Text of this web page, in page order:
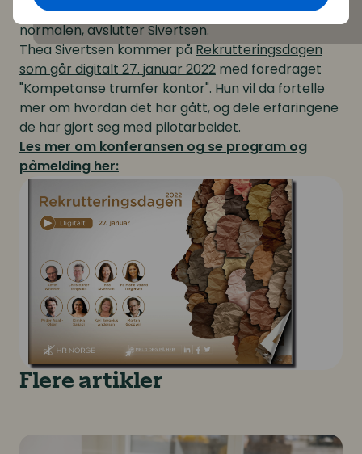
bestemmer oss for hva som blir den nye
normalen, avslutter Sivertsen.
Thea Sivertsen kommer påRekrutteringsdagen
som går digitalt 27. januar 2022 med foredraget
"Kompetanse trumfer kontor". Hun vil da fortelle
mer om hvordan det har gått, og dele erfaringene
de har gjort seg med pilotarbeidet.
Les mer om konferansen og se program og
påmelding her:
Flere artikler
Én av tre frykter at sjefen får vite at de vurderer ny